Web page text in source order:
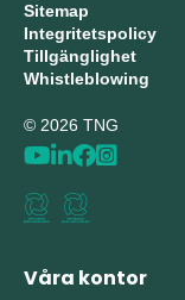
Sitemap
Integritetspolicy
Tillgänglighet
Whistleblowing
© 2026 TNG
Våra kontor